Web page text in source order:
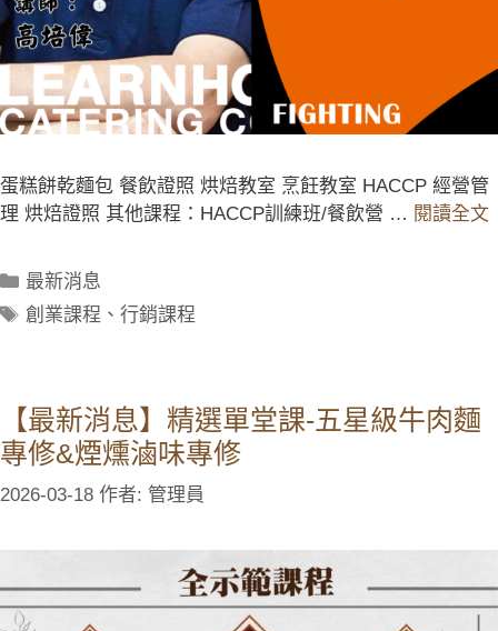
蛋糕餅乾麵包 餐飲證照 烘焙教室 烹飪教室 HACCP 經營管
理 烘焙證照 其他課程：HACCP訓練班/餐飲營 … 閱讀全文
最新消息
創業課程 、行銷課程
【最新消息】精選單堂課-五星級牛肉麵
專修&煙燻滷味專修
2026-03-18 作者: 管理員